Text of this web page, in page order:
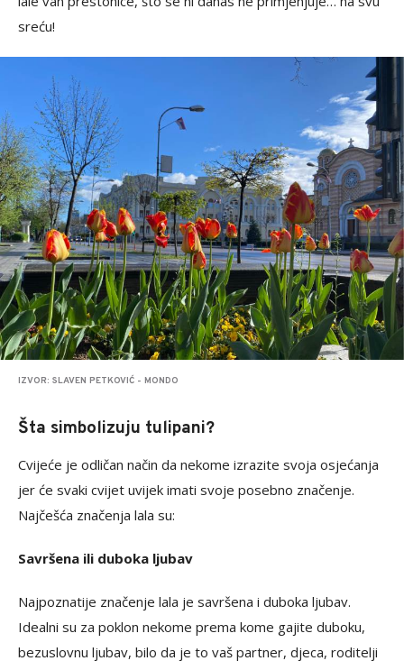
sreću!
IZVOR: SLAVEN PETKOVIĆ - MONDO
Šta simbolizuju tulipani?
Cvijeće je odličan način da nekome izrazite svoja osjećanja
jer će svaki cvijet uvijek imati svoje posebno značenje.
Najčešća značenja lala su:
Savršena ili duboka ljubav
Najpoznatije značenje lala je savršena i duboka ljubav.
Idealni su za poklon nekome prema kome gajite duboku,
bezuslovnu ljubav, bilo da je to vaš partner, djeca, roditelji